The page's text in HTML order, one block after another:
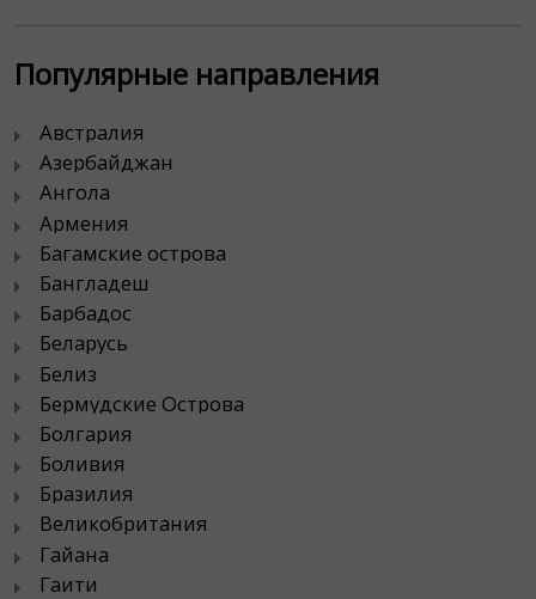
Популярные направления
Австралия
Азербайджан
Ангола
Армения
Багамские острова
Бангладеш
Барбадос
Беларусь
Белиз
Бермудские Острова
Болгария
Боливия
Бразилия
Великобритания
Гайана
Гаити